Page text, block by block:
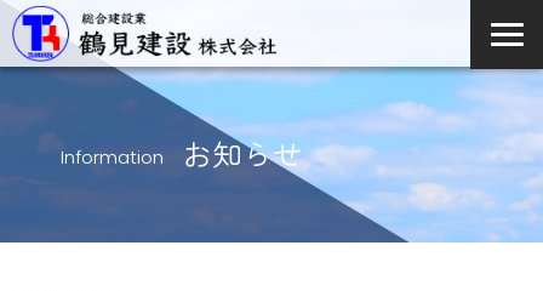
Information お知らせ